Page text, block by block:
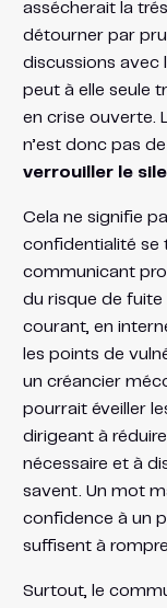
assécherait la
détourner par
discussions avec
peut à elle seule
en crise ouverte.
n’est donc pas
verrouiller le
Cela ne signifie
confidentialité se
communicant
du risque de
courant, en
les points de
un créancier
pourrait éveiller
dirigeant à
nécessaire et à
savent. Un mot
confidence à un
suffisent à rompre
Surtout, le